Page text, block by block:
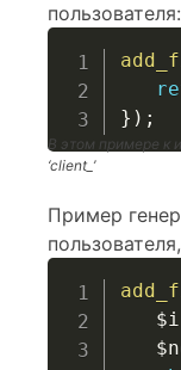
пользователя:
} ) ;
В этом примере к
‘client_’
Пример
$i